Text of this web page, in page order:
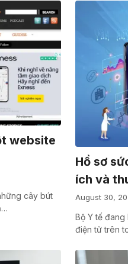
website
cây bút
Hồ sơ
ích và
August 30,
Bộ Y tế
điện tử trên